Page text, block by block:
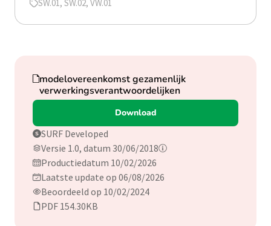
SW.01, SW.02, VW.01
Download
modelovereenkomst gezamenlijk
verwerkingsverantwoordelijken
Download
SURF Developed
Versie 1.0, datum 30/06/2018
Productiedatum 10/02/2026
Laatste update op 06/08/2026
Beoordeeld op 10/02/2024
PDF 154.30KB